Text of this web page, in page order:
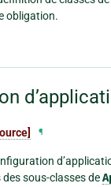
obligation.
¶
sous-classes de